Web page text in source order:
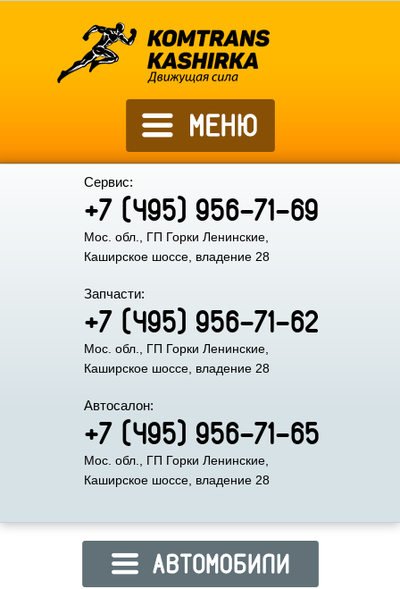
Сервис:
+7 (495) 956-71-69
Мос. обл., ГП Горки Ленинские,
Каширское шоссе, владение 28
Запчасти:
+7 (495) 956-71-62
Мос. обл., ГП Горки Ленинские,
Каширское шоссе, владение 28
Автосалон:
+7 (495) 956-71-65
Мос. обл., ГП Горки Ленинские,
Каширское шоссе, владение 28